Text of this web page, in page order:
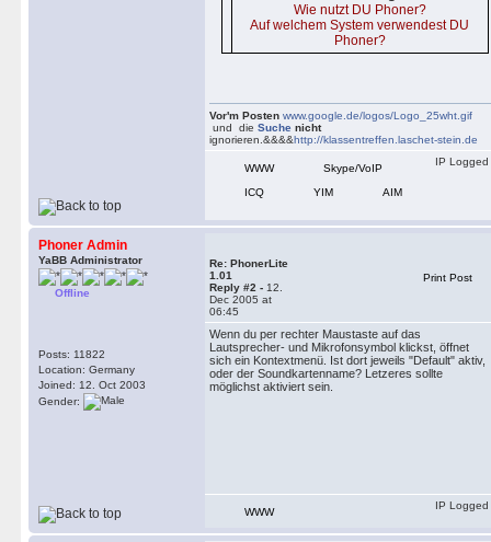
Wie nutzt DU Phoner?
Auf welchem System verwendest DU
Phoner?
Vor'm Posten www.google.de/logos/Logo_25wht.gif
und die Suche nicht
ignorieren.&&&&http://klassentreffen.laschet-stein.de
WWW
Skype/VoIP
ICQ
YIM AIM
IP Logged
Phoner Admin
YaBB Administrator
Offline
Posts: 11822
Location: Germany
Joined: 12. Oct 2003
Gender:
Re: PhonerLite
1.01
Reply #2 - 12.
Dec 2005 at
06:45
Print Post
Wenn du per rechter Maustaste auf das
Lautsprecher- und Mikrofonsymbol klickst, öffnet
sich ein Kontextmenü. Ist dort jeweils "Default" aktiv,
oder der Soundkartenname? Letzeres sollte
möglichst aktiviert sein.
WWW
IP Logged